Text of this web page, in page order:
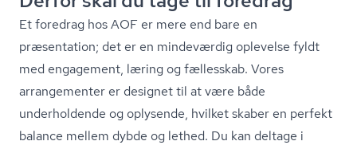
Et foredrag hos AOF er mere end bare en
præsentation; det er en mindeværdig oplevelse fyldt
med engagement, læring og fællesskab. Vores
arrangementer er designet til at være både
underholdende og oplysende, hvilket skaber en perfekt
balance mellem dybde og lethed. Du kan deltage i